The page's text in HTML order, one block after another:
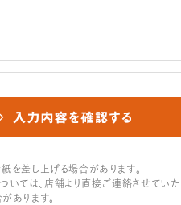
を差し上げる場合があります。
ては、店舗より直接ご連絡させていた
あります。